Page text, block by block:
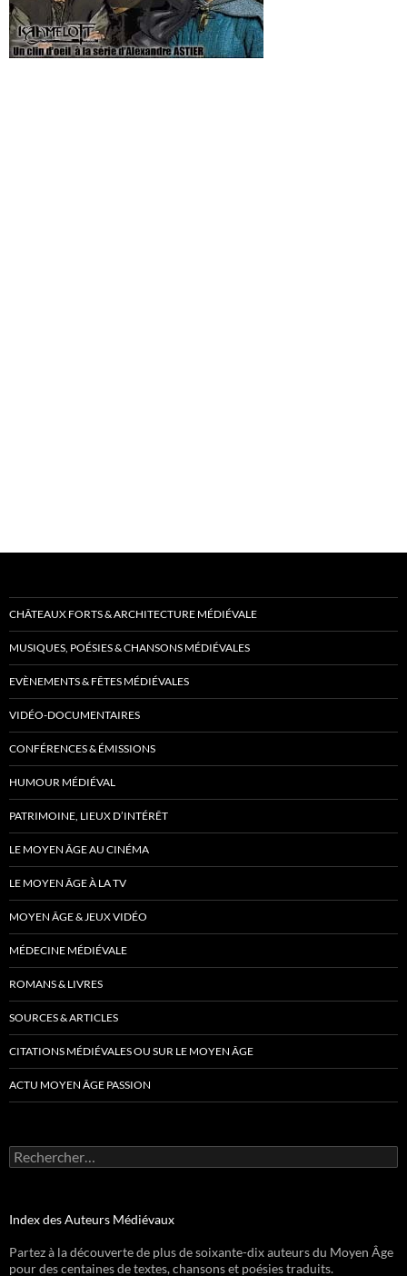
CHÂTEAUX FORTS & ARCHITECTURE MÉDIÉVALE
MUSIQUES, POÉSIES & CHANSONS MÉDIÉVALES
EVÈNEMENTS & FÊTES MÉDIÉVALES
VIDÉO-DOCUMENTAIRES
CONFÉRENCES & ÉMISSIONS
HUMOUR MÉDIÉVAL
PATRIMOINE, LIEUX D’INTÉRÊT
LE MOYEN ÂGE AU CINÉMA
LE MOYEN ÂGE À LA TV
MOYEN ÂGE & JEUX VIDÉO
MÉDECINE MÉDIÉVALE
ROMANS & LIVRES
SOURCES & ARTICLES
CITATIONS MÉDIÉVALES OU SUR LE MOYEN ÂGE
ACTU MOYEN ÂGE PASSION
Rechercher :
Index des Auteurs Médiévaux
Partez à la découverte de plus de soixante-dix auteurs du Moyen Âge
pour des centaines de textes, chansons et poésies traduits.